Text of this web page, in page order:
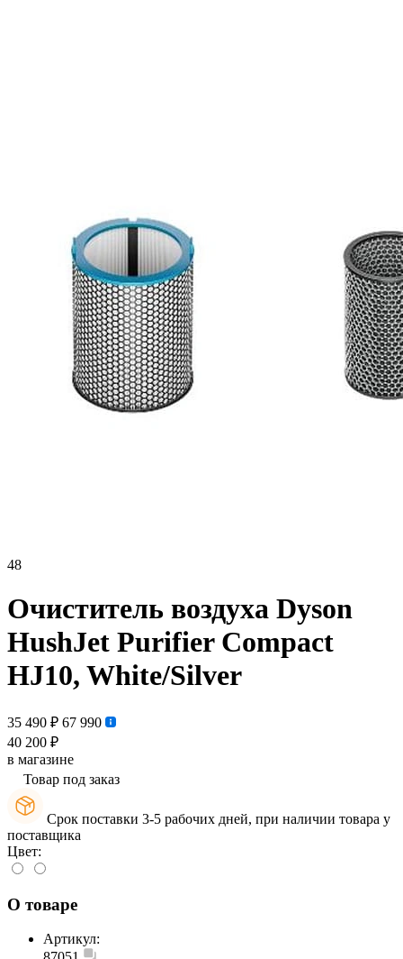
48
Очиститель воздуха Dyson
HushJet Purifier Compact
HJ10, White/Silver
35 490 ₽ 67 990
40 200 ₽
в магазине
Товар под заказ
Срок поставки 3-5 рабочих дней, при наличии товара у
поставщика
Цвет:
О товаре
Артикул: